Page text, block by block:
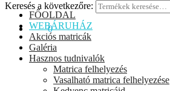
Keresés a következőre:
0Ft 0
FŐOLDAL
WEBÁRUHÁZ
Akciós matricák
Galéria
Hasznos tudnivalók
Matrica felhelyezés
Vasalható matrica felhelyezése